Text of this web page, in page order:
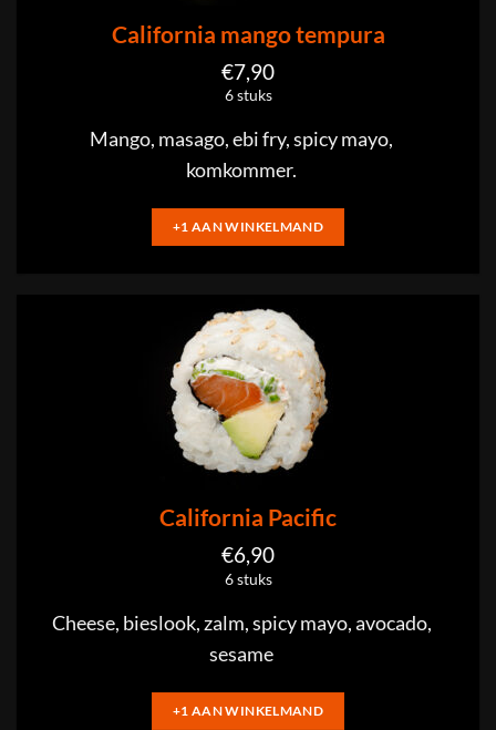
California mango tempura
€7,90
6 stuks
Mango, masago, ebi fry, spicy mayo,
komkommer.
+1 AAN WINKELMAND
California Pacific
€6,90
6 stuks
Cheese, bieslook, zalm, spicy mayo, avocado,
sesame
+1 AAN WINKELMAND